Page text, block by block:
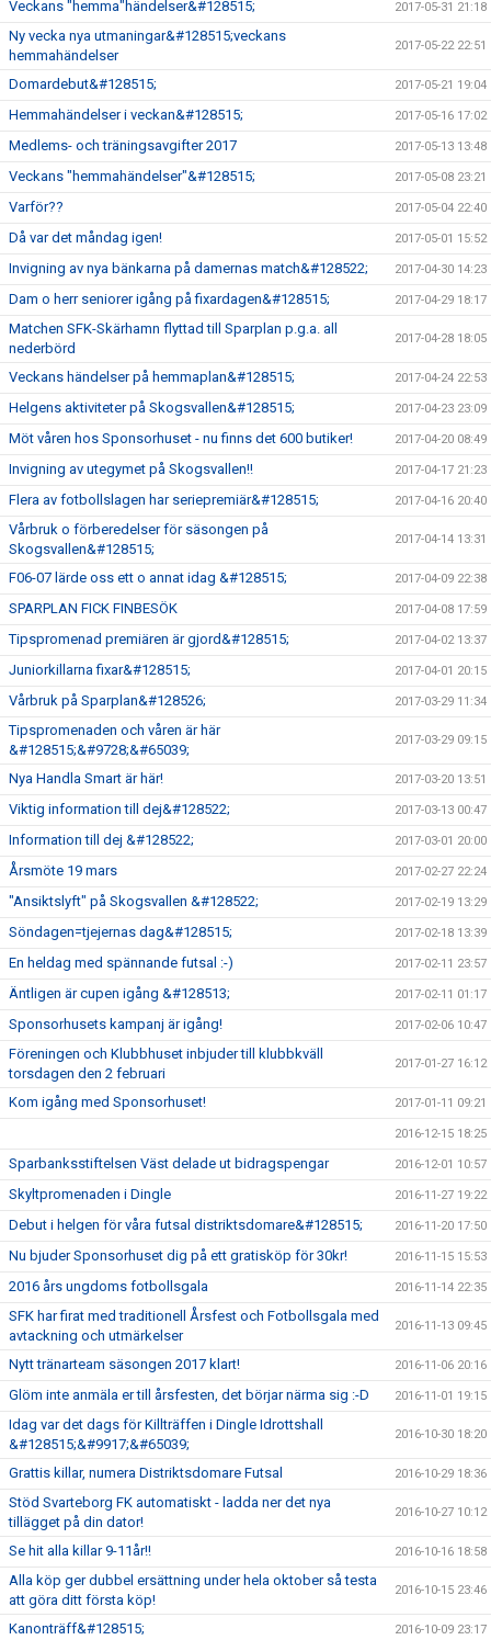
Veckans "hemma"händelser&#128515; 2017-05-31 21:18
Ny vecka nya utmaningar&#128515;veckans
hemmahändelser
2017-05-22 22:51
Domardebut&#128515; 2017-05-21 19:04
Hemmahändelser i veckan&#128515; 2017-05-16 17:02
Medlems- och träningsavgifter 2017 2017-05-13 13:48
Veckans "hemmahändelser"&#128515; 2017-05-08 23:21
Varför?? 2017-05-04 22:40
Då var det måndag igen! 2017-05-01 15:52
Invigning av nya bänkarna på damernas match&#128522; 2017-04-30 14:23
Dam o herr seniorer igång på fixardagen&#128515; 2017-04-29 18:17
Matchen SFK-Skärhamn flyttad till Sparplan p.g.a. all
nederbörd
2017-04-28 18:05
Veckans händelser på hemmaplan&#128515; 2017-04-24 22:53
Helgens aktiviteter på Skogsvallen&#128515; 2017-04-23 23:09
Möt våren hos Sponsorhuset - nu finns det 600 butiker! 2017-04-20 08:49
Invigning av utegymet på Skogsvallen!! 2017-04-17 21:23
Flera av fotbollslagen har seriepremiär&#128515; 2017-04-16 20:40
Vårbruk o förberedelser för säsongen på
Skogsvallen&#128515;
2017-04-14 13:31
F06-07 lärde oss ett o annat idag &#128515; 2017-04-09 22:38
SPARPLAN FICK FINBESÖK 2017-04-08 17:59
Tipspromenad premiären är gjord&#128515; 2017-04-02 13:37
Juniorkillarna fixar&#128515; 2017-04-01 20:15
Vårbruk på Sparplan&#128526; 2017-03-29 11:34
Tipspromenaden och våren är här
&#128515;&#9728;&#65039;
2017-03-29 09:15
Nya Handla Smart är här! 2017-03-20 13:51
Viktig information till dej&#128522; 2017-03-13 00:47
Information till dej &#128522; 2017-03-01 20:00
Årsmöte 19 mars 2017-02-27 22:24
"Ansiktslyft" på Skogsvallen &#128522; 2017-02-19 13:29
Söndagen=tjejernas dag&#128515; 2017-02-18 13:39
En heldag med spännande futsal :-) 2017-02-11 23:57
Äntligen är cupen igång &#128513; 2017-02-11 01:17
Sponsorhusets kampanj är igång! 2017-02-06 10:47
Föreningen och Klubbhuset inbjuder till klubbkväll
torsdagen den 2 februari
2017-01-27 16:12
Kom igång med Sponsorhuset! 2017-01-11 09:21
2016-12-15 18:25
Sparbanksstiftelsen Väst delade ut bidragspengar 2016-12-01 10:57
Skyltpromenaden i Dingle 2016-11-27 19:22
Debut i helgen för våra futsal distriktsdomare&#128515; 2016-11-20 17:50
Nu bjuder Sponsorhuset dig på ett gratisköp för 30kr! 2016-11-15 15:53
2016 års ungdoms fotbollsgala 2016-11-14 22:35
SFK har firat med traditionell Årsfest och Fotbollsgala med
avtackning och utmärkelser
2016-11-13 09:45
Nytt tränarteam säsongen 2017 klart! 2016-11-06 20:16
Glöm inte anmäla er till årsfesten, det börjar närma sig :-D 2016-11-01 19:15
Idag var det dags för Killträffen i Dingle Idrottshall
&#128515;&#9917;&#65039;
2016-10-30 18:20
Grattis killar, numera Distriktsdomare Futsal 2016-10-29 18:36
Stöd Svarteborg FK automatiskt - ladda ner det nya
tillägget på din dator!
2016-10-27 10:12
Se hit alla killar 9-11år!! 2016-10-16 18:58
Alla köp ger dubbel ersättning under hela oktober så testa
att göra ditt första köp!
2016-10-15 23:46
Kanonträff&#128515; 2016-10-09 23:17